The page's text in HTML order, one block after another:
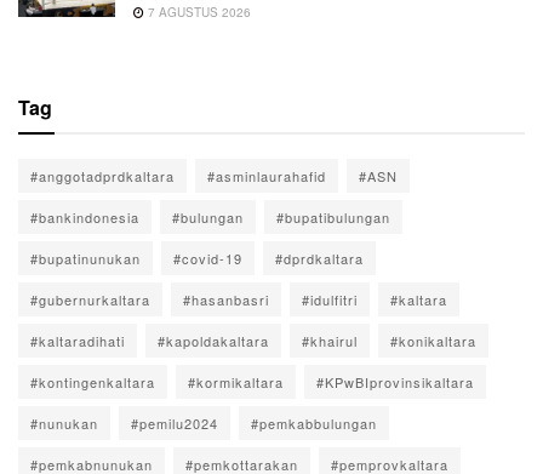
7 AGUSTUS 2026
Tag
#anggotadprdkaltara #asminlaurahafid #ASN
#bankindonesia #bulungan #bupatibulungan
#bupatinunukan #covid-19 #dprdkaltara
#gubernurkaltara #hasanbasri #idulfitri #kaltara
#kaltaradihati #kapoldakaltara #khairul #konikaltara
#kontingenkaltara #kormikaltara #KPwBIprovinsikaltara
#nunukan #pemilu2024 #pemkabbulungan
#pemkabnunukan #pemkottarakan #pemprovkaltara